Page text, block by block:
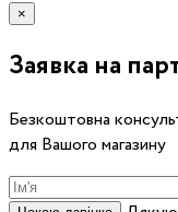
×
Заявка на
Безкоштовна
для Вашого магазину